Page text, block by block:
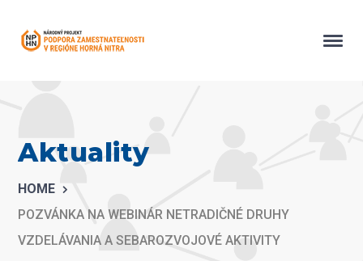
Aktuality
HOME
POZVÁNKA NA WEBINÁR NETRADIČNÉ DRUHY
VZDELÁVANIA A SEBAROZVOJOVÉ AKTIVITY